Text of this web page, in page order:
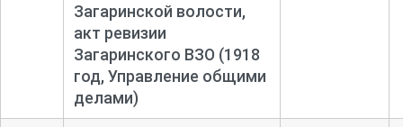
Загаринской волости,
акт ревизии
Загаринского ВЗО (1918
год, Управление общими
делами)